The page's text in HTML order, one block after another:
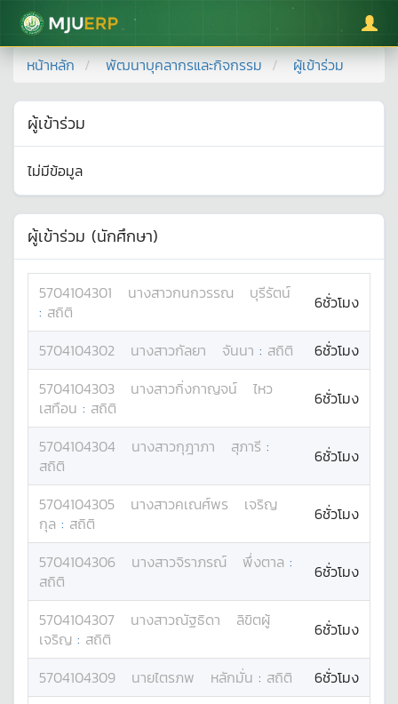
มหาวิทยาลัยแม่โจ้
หน้าหลัก พัฒนาบุคลากรและกิจกรรม ผู้เข้าร่วม
ผู้เข้าร่วม
ไม่มีข้อมูล
ผู้เข้าร่วม (นักศึกษา)
5704104301 นางสาวกนกวรรณ
บุรีรัตน์
: สถิติ 6ชั่วโมง
5704104302 นางสาวกัลยา จันนา : สถิติ
6ชั่วโมง
5704104303
นางสาวกิ่งกาญจน์
ไหว
เสทือน : สถิติ 6ชั่วโมง
5704104304 นางสาวกุฎาภา สุภารี :
สถิติ
6ชั่วโมง
5704104305 นางสาวคเณศ์พร
เจริญ
กุล : สถิติ 6ชั่วโมง
5704104306 นางสาวจิราภรณ์ พึ่งตาล :
สถิติ
6ชั่วโมง
5704104307 นางสาวณัฐธิดา
ลิขิตผู้
เจริญ : สถิติ 6ชั่วโมง
5704104309 นายไตรภพ หลักมั่น : สถิติ
6ชั่วโมง